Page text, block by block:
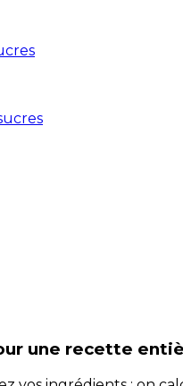
une recette